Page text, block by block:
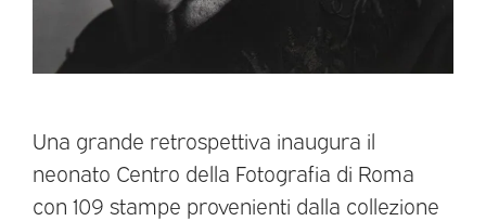
Una grande retrospettiva inaugura il
neonato Centro della Fotografia di Roma
con 109 stampe provenienti dalla collezione